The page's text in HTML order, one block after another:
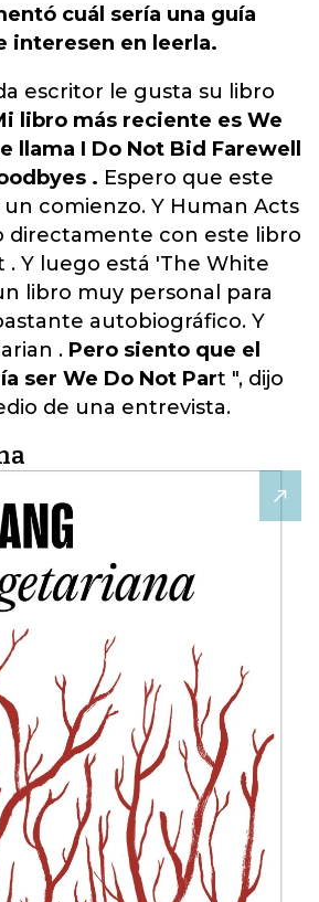
cuál sería una guía
interesen en leerla.
escritor le gusta su libro
libro más reciente es We
llama I Do Not Bid Farewell
. Espero que este
un comienzo. Y Human Acts
directamente con este libro
. Y luego está 'The White
libro muy personal para
autobiográfico. Y
. Pero siento que el
ser We Do Not Part ", dijo
de una entrevista.